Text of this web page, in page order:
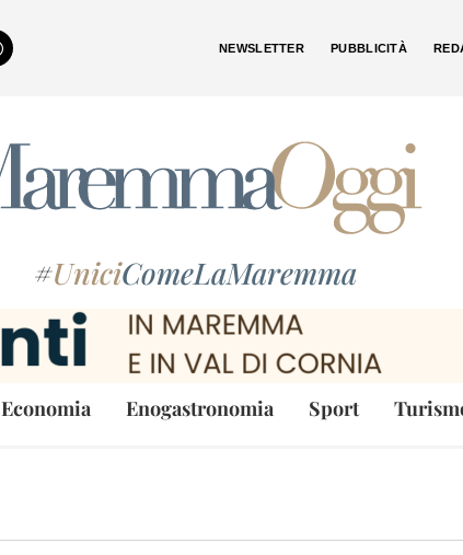
NEWSLETTER PUBBLICITÀ
#UniciComeLaMaremma
Economia Enogastronomia Sport